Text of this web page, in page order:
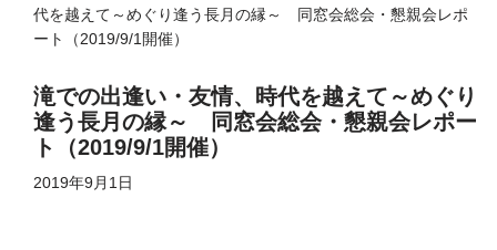
代を越えて～めぐり逢う長月の縁～ 同窓会総会・懇親会レポ
ート（2019/9/1開催）
滝での出逢い・友情、時代を越えて～めぐり
逢う長月の縁～ 同窓会総会・懇親会レポー
ト（2019/9/1開催）
2019年9月1日